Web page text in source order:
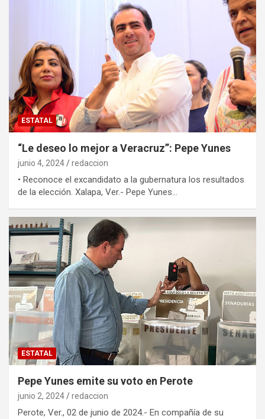
ESTATAL
“Le deseo lo mejor a Veracruz”: Pepe Yunes
junio 4, 2024 redaccion
• Reconoce el excandidato a la gubernatura los resultados
de la elección. Xalapa, Ver.- Pepe Yunes…
ESTATAL
Pepe Yunes emite su voto en Perote
junio 2, 2024 redaccion
Perote, Ver., 02 de junio de 2024.- En compañía de su